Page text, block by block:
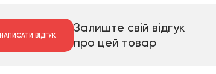
НАПИСАТИ ВІДГУК
Залиште свій відгук
про цей товар